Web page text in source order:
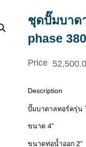
ชุดปั๊มบาด
phase
Description
ปั๊มบาดาลทอร์ครุ่น
ขนาด 4”
ขนาดท่อน้ำออก 2”